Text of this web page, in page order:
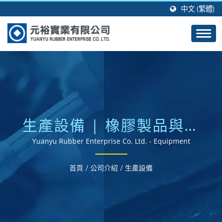
中文 (繁體)
生產設備 | 橡膠製品與矽
膠製品成型製造商 | 元裕
橡膠
Yuanyu Rubber Enterprise Co. Ltd. - Equipment
首頁 / 公司介紹 / 生產設備